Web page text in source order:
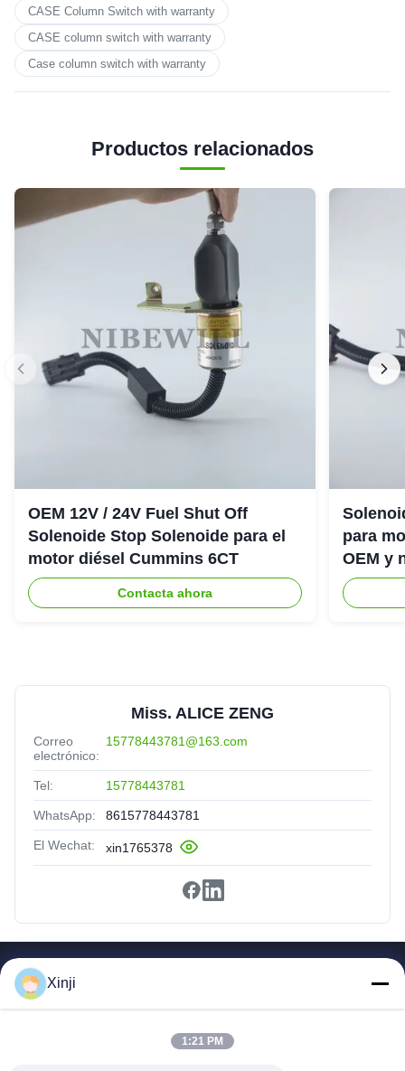
CASE Column Switch with warranty
CASE column switch with warranty
Case column switch with warranty
Productos relacionados
OEM 12V / 24V Fuel Shut Off
Solenoide Stop Solenoide para el
motor diésel Cummins 6CT
Contacta ahora
para
OEM y
Miss. ALICE ZENG
Correo
electrónico:
15778443781@163.com
Tel: 15778443781
WhatsApp: 8615778443781
El Wechat: xin1765378
Hogar
Productos
Sobre Nosotros
Xinji
1:21 PM